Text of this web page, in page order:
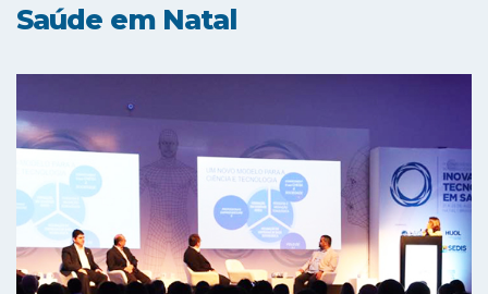
Saúde em Natal